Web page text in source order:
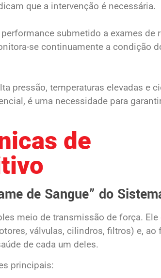
que a intervenção é necessária.
submetido a exames de
se continuamente a condição
pressão, temperaturas elevadas e
é uma necessidade para
de
de Sangue” do
meio de transmissão de força. Ele
válvulas, cilindros, filtros) e, ao
de cada um deles.
principais: